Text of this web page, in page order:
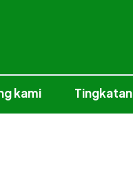
kami Tingkatan